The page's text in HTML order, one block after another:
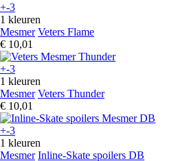
+-3
1 kleuren
Mesmer Veters Flame
€ 10,01
+-3
1 kleuren
Mesmer Veters Thunder
€ 10,01
+-3
1 kleuren
Mesmer Inline-Skate spoilers DB